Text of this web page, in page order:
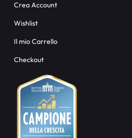
Crea Account
Wishlist
Il mio Carrello
Checkout